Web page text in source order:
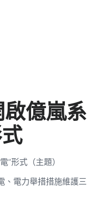
億嵐系
”形式（主題）
、電力舉措措施維護三